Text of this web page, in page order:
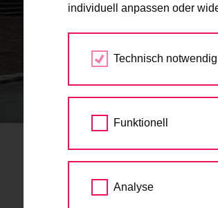
STARTSEITE
Neuer
individuell anpassen oder
Technisch notwendig
Funktionell
Analyse